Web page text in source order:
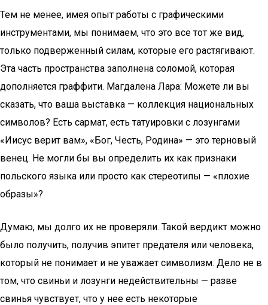
Тем не менее, имея опыт работы с графическими
инструментами, мы понимаем, что это все тот же вид,
только подверженный силам, которые его растягивают.
Эта часть пространства заполнена соломой, которая
дополняется граффити. Магдалена Лара: Можете ли вы
сказать, что ваша выставка — коллекция национальных
символов? Есть сармат, есть татуировки с лозунгами
«Иисус верит вам», «Бог, Честь, Родина» — это терновый
венец. Не могли бы вы определить их как признаки
польского языка или просто как стереотипы — «плохие
образы»?
Думаю, мы долго их не проверяли. Такой вердикт можно
было получить, получив эпитет предателя или человека,
который не понимает и не уважает символизм. Дело не в
том, что свиньи и лозунги недействительны — разве
свинья чувствует, что у нее есть некоторые